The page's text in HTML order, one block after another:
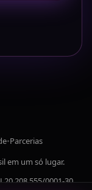
•Parcerias
em um só lugar.
20.208.555/0001-30